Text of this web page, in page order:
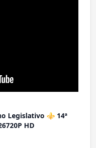
Legislativo ⚜️ 14ª
feira 09 06 26720P HD